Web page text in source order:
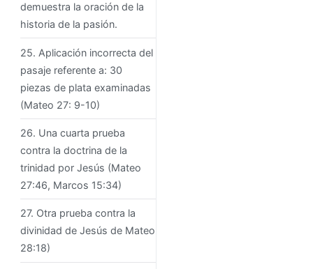
demuestra la oración de la
historia de la pasión.
25. Aplicación incorrecta del
pasaje referente a: 30
piezas de plata examinadas
(Mateo 27: 9-10)
26. Una cuarta prueba
contra la doctrina de la
trinidad por Jesús (Mateo
27:46, Marcos 15:34)
27. Otra prueba contra la
divinidad de Jesús de Mateo
28:18)